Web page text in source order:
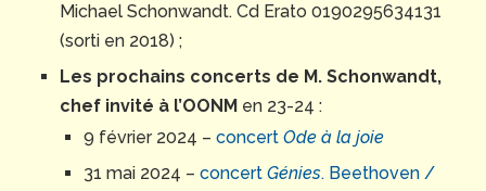
Michael Schonwandt. Cd Erato 0190295634131
(sorti en 2018) ;
Les prochains concerts de M. Schonwandt,
chef invité à l’OONM en 23-24 :
9 février 2024 – concert Ode à la joie
31 mai 2024 – concert Génies. Beethoven /